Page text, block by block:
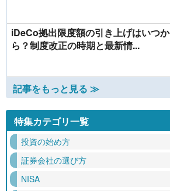
iDeCo拠出限度額の引き上げはいつか
ら？制度改正の時期と最新情...
記事をもっと見る ≫
特集カテゴリ一覧
投資の始め方
証券会社の選び方
NISA